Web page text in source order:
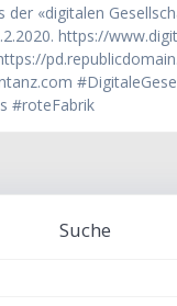
der «digitalen
https://
#roteFabrik
Suche